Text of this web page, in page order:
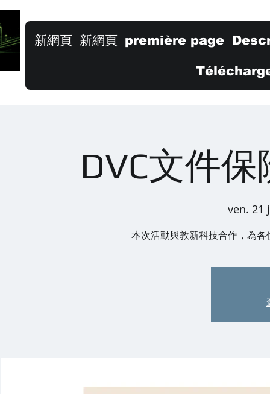
新網頁 新網頁 première page
DVC文件
ven. 21
本次活動與敦新科技合作，為